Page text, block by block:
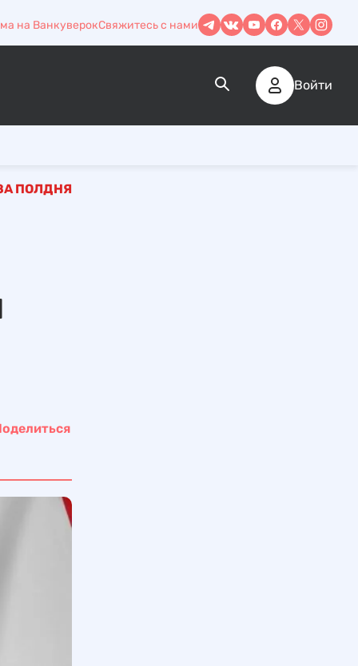
на ВанкуверокСвяжитесь с нами
Войти
ПОЛДНЯ